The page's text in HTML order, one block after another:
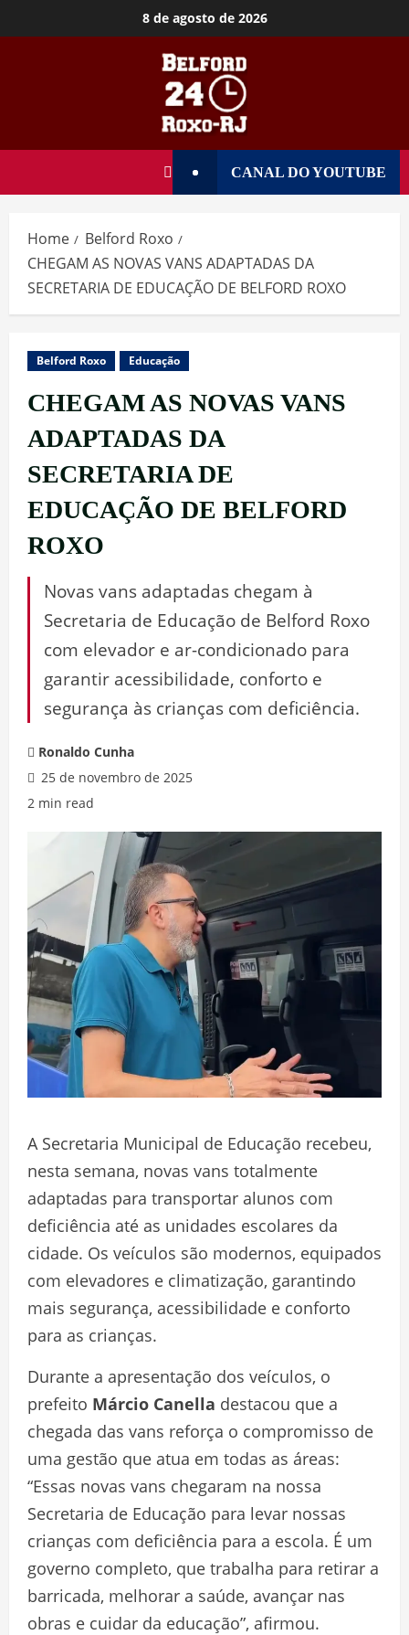
8 de agosto de 2026
CANAL DO YOUTUBE
Home
Belford Roxo
CHEGAM AS NOVAS VANS ADAPTADAS DA
SECRETARIA DE EDUCAÇÃO DE BELFORD ROXO
Belford Roxo Educação
CHEGAM AS NOVAS VANS
ADAPTADAS DA
SECRETARIA DE
EDUCAÇÃO DE BELFORD
ROXO
Novas vans adaptadas chegam à
Secretaria de Educação de Belford Roxo
com elevador e ar-condicionado para
garantir acessibilidade, conforto e
segurança às crianças com deficiência.
Ronaldo Cunha
25 de novembro de 2025
2 min read
A Secretaria Municipal de Educação recebeu,
nesta semana, novas vans totalmente
adaptadas para transportar alunos com
deficiência até as unidades escolares da
cidade. Os veículos são modernos, equipados
com elevadores e climatização, garantindo
mais segurança, acessibilidade e conforto
para as crianças.
Durante a apresentação dos veículos, o
prefeito Márcio Canella destacou que a
chegada das vans reforça o compromisso de
uma gestão que atua em todas as áreas:
“Essas novas vans chegaram na nossa
Secretaria de Educação para levar nossas
crianças com deficiência para a escola. É um
governo completo, que trabalha para retirar a
barricada, melhorar a saúde, avançar nas
obras e cuidar da educação”, afirmou.